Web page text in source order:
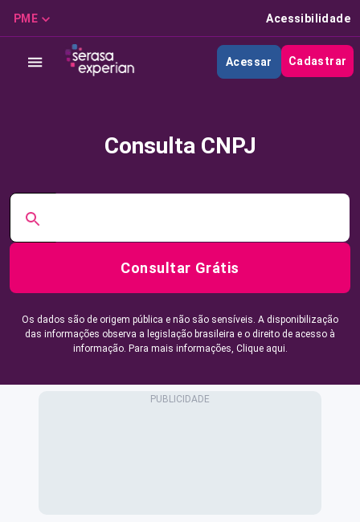
PME Acessibilidade
Acessar Cadastrar
Consulta CNPJ
Consultar Grátis
Os dados são de origem pública e não são sensíveis. A disponibilização
das informações observa a legislação brasileira e o direito de acesso à
informação. Para mais informações, Clique aqui.